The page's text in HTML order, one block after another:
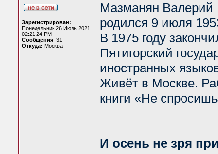
Зарегистрирован:
Понедельник 26 Июль 2021
02:21:24 PM
Сообщения: 31
Откуда: Москва
Мазманян Валерий
родился 9 июля
В 1975 году
Пятигорский
иностранных
Живёт в Москве.
книги «Не
И осень не зря